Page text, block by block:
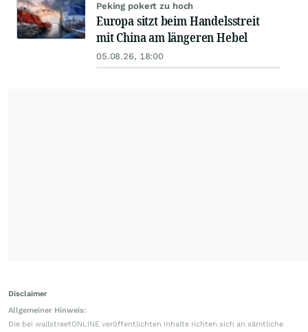
Peking pokert zu hoch
Europa sitzt beim Handelsstreit
mit China am längeren Hebel
05.08.26, 18:00
Disclaimer
Allgemeiner Hinweis:
Die bei wallstreetONLINE veröffentlichten Inhalte richten sich an sämtliche